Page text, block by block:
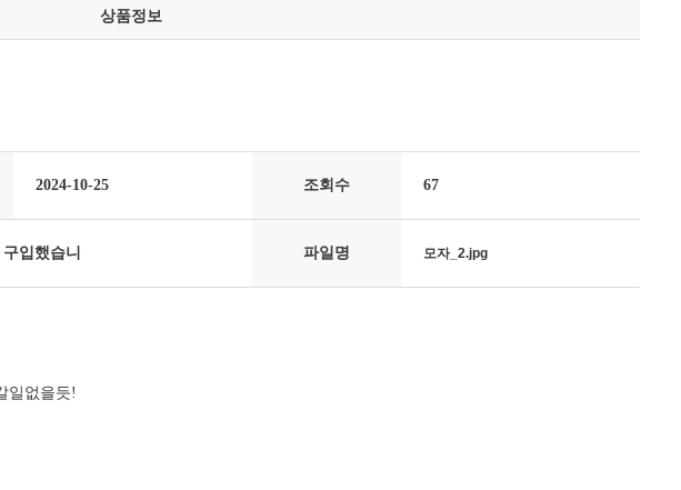
상품정보
2024-10-25 조회수 67
입했습니 파일명 모자_2.jpg
일없을듯!